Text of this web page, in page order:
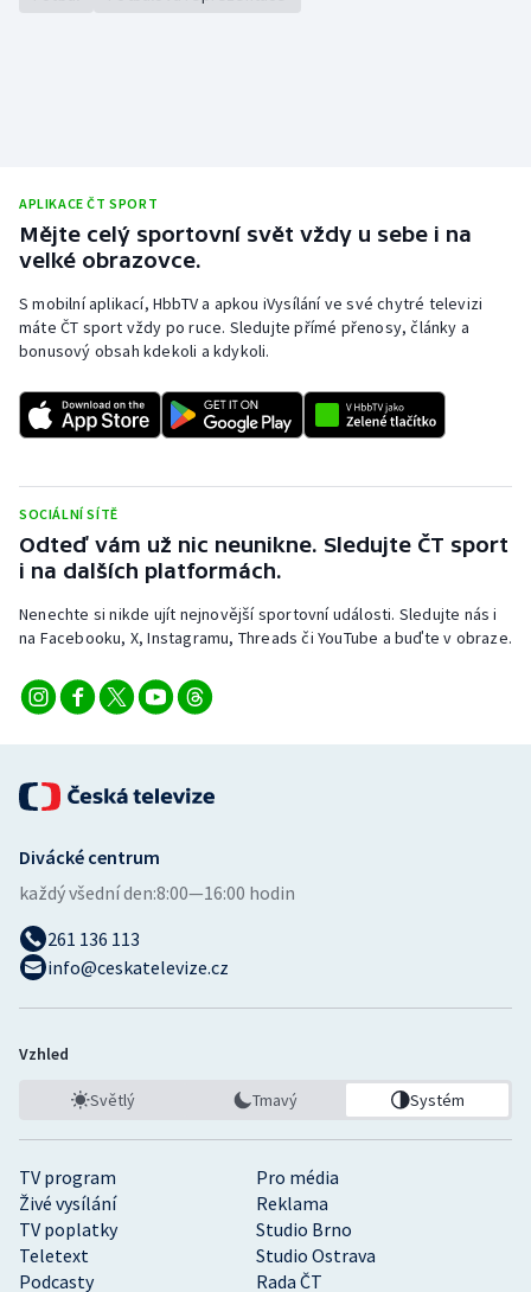
APLIKACE ČT SPORT
Mějte celý sportovní svět vždy u sebe i na
velké obrazovce.
S mobilní aplikací, HbbTV a apkou iVysílání ve své chytré televizi
máte ČT sport vždy po ruce. Sledujte přímé přenosy, články a
bonusový obsah kdekoli a kdykoli.
SOCIÁLNÍ SÍTĚ
Odteď vám už nic neunikne. Sledujte ČT sport
i na dalších platformách.
Nenechte si nikde ujít nejnovější sportovní události. Sledujte nás i
na Facebooku, X, Instagramu, Threads či YouTube a buďte v obraze.
TV program
Pro média
Živé vysílání
Reklama
TV poplatky
Studio Brno
Teletext
Studio Ostrava
Podcasty
Rada ČT
Divácké centrum
každý všední den:8:00—16:00 hodin
261 136 113
info@ceskatelevize.cz
Vzhled
Světlý Tmavý Systém